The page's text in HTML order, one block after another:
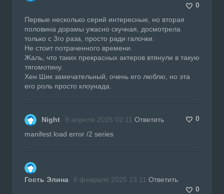
0
Первые несколько серий интересные, но вторая
половина дорамы ужасно скучная, досмотрела
только с 3го раза, просто ради галочки.
Не стоит потраченного времени.
Жаль, что таких прекрасных актеров втянули в такую
тягомотину.
Хен Шик замечательный, очень его люблю, но эта
его роль просто клоунада.
Night 9 апреля 2025 02:11 Ответить
0
manifest load error /2 series
Гость Элина 6 февраля 2025 13:11 Ответить
0